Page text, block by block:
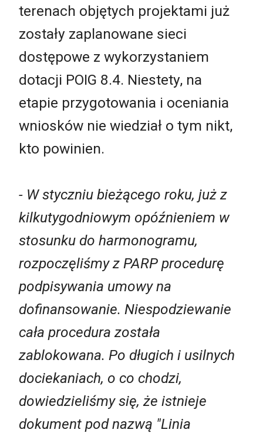
terenach objętych projektami już
zostały zaplanowane sieci
dostępowe z wykorzystaniem
dotacji POIG 8.4. Niestety, na
etapie przygotowania i oceniania
wniosków nie wiedział o tym nikt,
kto powinien.
- W styczniu bieżącego roku, już z
kilkutygodniowym opóźnieniem w
stosunku do harmonogramu,
rozpoczęliśmy z PARP procedurę
podpisywania umowy na
dofinansowanie. Niespodziewanie
cała procedura została
zablokowana. Po długich i usilnych
dociekaniach, o co chodzi,
dowiedzieliśmy się, że istnieje
dokument pod nazwą "Linia